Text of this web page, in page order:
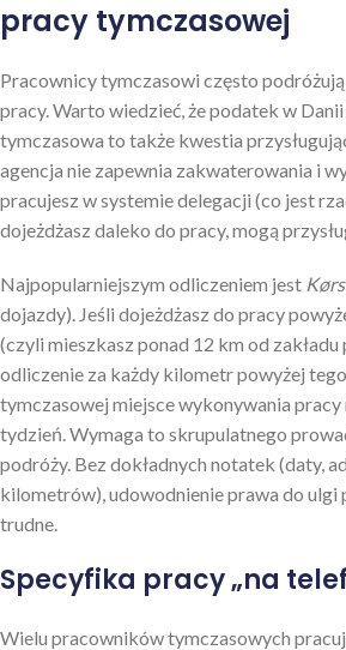
pracy tymczasowej
Pracownicy tymczasowi często
pracy. Warto wiedzieć, że podatek w
tymczasowa to także kwestia
agencja nie zapewnia zakwaterowania i
pracujesz w systemie delegacji (co jest
dojeżdżasz daleko do pracy, mogą
Najpopularniejszym odliczeniem jest
dojazdy). Jeśli dojeżdżasz do pracy
(czyli mieszkasz ponad 12 km od zakładu
odliczenie za każdy kilometr powyżej
tymczasowej miejsce wykonywania pracy
tydzień. Wymaga to skrupulatnego
podróży. Bez dokładnych notatek (daty,
kilometrów), udowodnienie prawa do ulgi
trudne.
Specyfika pracy „na
Wielu pracowników tymczasowych